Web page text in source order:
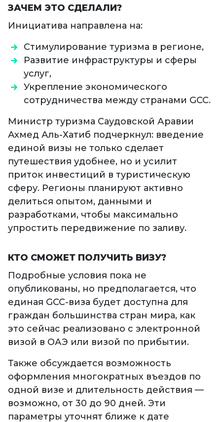
ЗАЧЕМ ЭТО СДЕЛАЛИ?
Инициатива направлена на:
Стимулирование туризма в регионе,
Развитие инфраструктуры и сферы
услуг,
Укрепление экономического
сотрудничества между странами GCC.
Министр туризма Саудовской Аравии
Ахмед Аль-Хатиб подчеркнул: введение
единой визы не только сделает
путешествия удобнее, но и усилит
приток инвестиций в туристическую
сферу. Регионы планируют активно
делиться опытом, данными и
разработками, чтобы максимально
упростить передвижение по заливу.
КТО СМОЖЕТ ПОЛУЧИТЬ ВИЗУ?
Подробные условия пока не
опубликованы, но предполагается, что
единая GCC-виза будет доступна для
граждан большинства стран мира, как
это сейчас реализовано с электронной
визой в ОАЭ или визой по прибытии.
Также обсуждается возможность
оформления многократных въездов по
одной визе и длительность действия —
возможно, от 30 до 90 дней. Эти
параметры уточнят ближе к дате